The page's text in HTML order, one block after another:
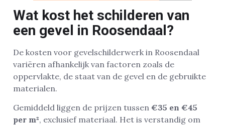
Wat kost het schilderen van
een gevel in Roosendaal?
De kosten voor gevelschilderwerk in Roosendaal
variëren afhankelijk van factoren zoals de
oppervlakte, de staat van de gevel en de gebruikte
materialen.
Gemiddeld liggen de prijzen tussen €35 en €45
per m², exclusief materiaal. Het is verstandig om